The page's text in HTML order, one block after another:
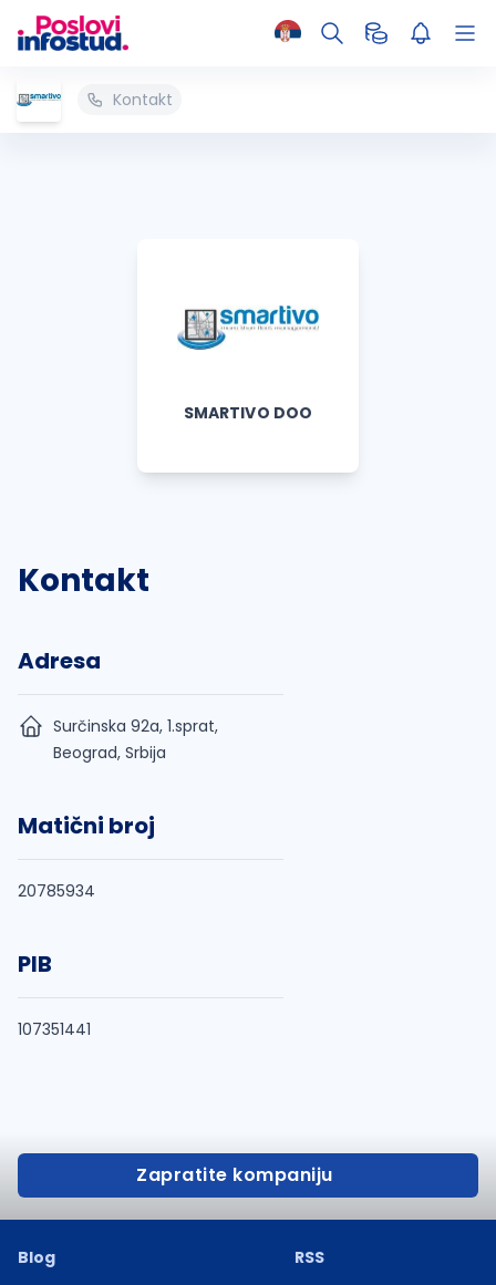
Kontakt
SMARTIVO DOO
Kontakt
Adresa
Surčinska 92a, 1.sprat,
Beograd, Srbija
Matični broj
20785934
PIB
107351441
Zapratite kompaniju
Blog
RSS